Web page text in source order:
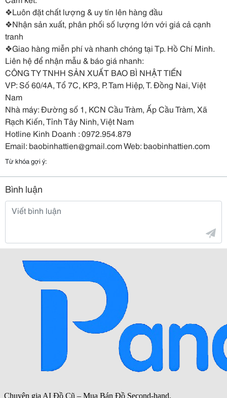
❖Luôn đặt chất lượng & uy tín lên hàng đầu
❖Nhận sản xuất, phân phối số lượng lớn với giá cả cạnh
tranh
❖Giao hàng miễn phí và nhanh chóng tại Tp. Hồ Chí Minh.
Liên hệ để nhận mẫu & báo giá nhanh:
CÔNG TY TNHH SẢN XUẤT BAO BÌ NHẬT TIẾN
VP: Số 60/4A, Tổ 7C, KP3, P. Tam Hiệp, T. Đồng Nai, Việt
Nam
Nhà máy: Đường số 1, KCN Cầu Tràm, Ấp Cầu Tràm, Xã
Rạch Kiến, Tỉnh Tây Ninh, Việt Nam
Hotline Kinh Doanh : 0972.954.879
Email: baobinhattien@gmail.com Web: baobinhattien.com
Từ khóa gợi ý:
Bình luận